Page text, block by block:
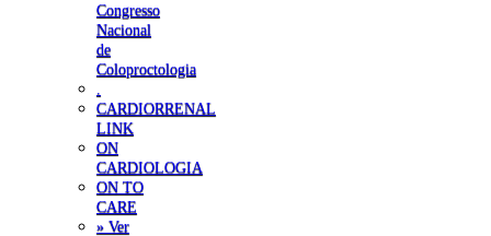
Congresso
Nacional
de
Coloproctologia
CARDIORRENAL
LINK
ON
CARDIOLOGIA
ON TO
CARE
» Ver